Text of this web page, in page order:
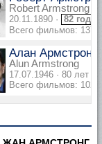
Robert Armstrong
20.11.1890 · 82 года
Всего фильмов: 137
Алан Армстронг
Alun Armstrong
17.07.1946 · 80 лет
Всего фильмов: 102